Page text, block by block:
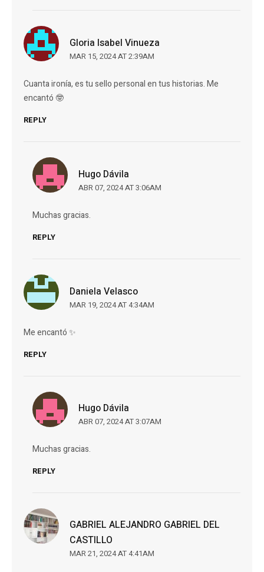
Gloria Isabel Vinueza
MAR 15, 2024 AT 2:39AM
Cuanta ironía, es tu sello personal en tus historias. Me
encantó 🤓
REPLY
Hugo Dávila
ABR 07, 2024 AT 3:06AM
Muchas gracias.
REPLY
Daniela Velasco
MAR 19, 2024 AT 4:34AM
Me encantó ✨
REPLY
Hugo Dávila
ABR 07, 2024 AT 3:07AM
Muchas gracias.
REPLY
GABRIEL ALEJANDRO GABRIEL DEL
CASTILLO
MAR 21, 2024 AT 4:41AM